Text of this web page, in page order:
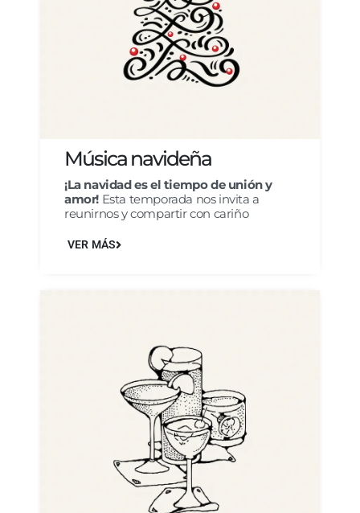
Música navideña
¡La navidad es el tiempo de unión y
amor! Esta temporada nos invita a
reunirnos y compartir con cariño
VER MÁS